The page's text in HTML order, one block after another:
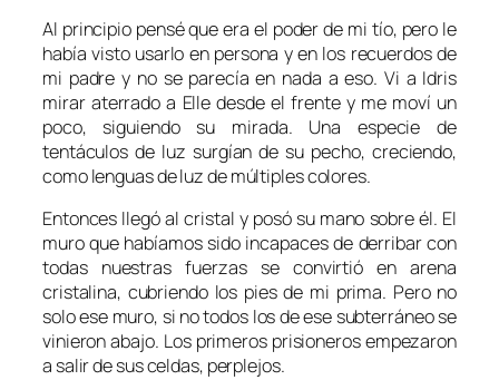
Al principio pensé que era el poder de mi tío, pero le
había visto usarlo en persona y en los recuerdos de
mi padre y no se parecía en nada a eso. Vi a Idris
mirar aterrado a Elle desde el frente y me moví un
poco, siguiendo su mirada. Una especie de
tentáculos de luz surgían de su pecho, creciendo,
como lenguas de luz de múltiples colores.
Entonces llegó al cristal y posó su mano sobre él. El
muro que habíamos sido incapaces de derribar con
todas nuestras fuerzas se convirtió en arena
cristalina, cubriendo los pies de mi prima. Pero no
solo ese muro, si no todos los de ese subterráneo se
vinieron abajo. Los primeros prisioneros empezaron
a salir de sus celdas, perplejos.